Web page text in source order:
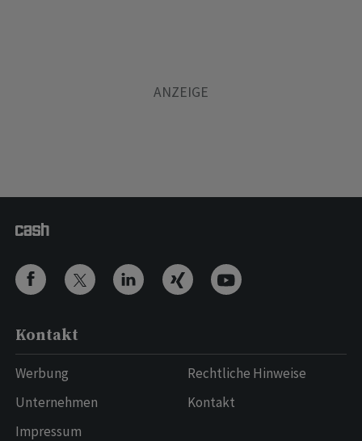
Kontakt
Werbung
Unternehmen
Impressum
Rechtliche Hinweise
Kontakt